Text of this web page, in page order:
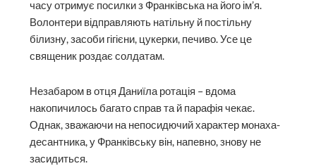
часу отримує посилки з Франківська на його ім’я.
Волонтери відправляють натільну й постільну
білизну, засоби гігієни, цукерки, печиво. Усе це
священик роздає солдатам.
Незабаром в отця Даниїла ротація – вдома
накопичилось багато справ та й парафія чекає.
Однак, зважаючи на непосидючий характер монаха-
десантника, у Франківську він, напевно, знову не
засидиться.